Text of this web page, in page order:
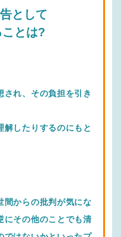
として
とは?
され、その負担を引き
解したりするのにもと
間からの批判が気にな
にその他のことでも清